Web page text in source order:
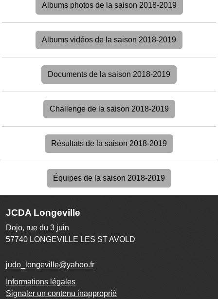
Albums photos de la saison 2018-2019
Albums vidéos de la saison 2018-2019
Documents de la saison 2018-2019
Challenge de la saison 2018-2019
Résultats de la saison 2018-2019
Équipes de la saison 2018-2019
JCDA Longeville
Dojo, rue du 3 juin
57740 LONGEVILLE LES ST AVOLD
judo_longeville@yahoo.fr
Informations légales
Signaler un contenu inapproprié